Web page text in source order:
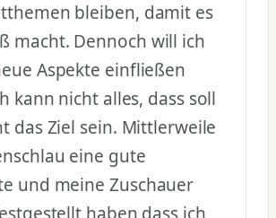
bleiben, damit es
macht. Dennoch will ich
Aspekte einfließen
kann nicht alles, dass soll
das Ziel sein. Mittlerweile
eine gute
und meine Zuschauer